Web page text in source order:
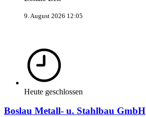
9. August 2026 12:05
Heute geschlossen
Boslau Metall- u. Stahlbau GmbH